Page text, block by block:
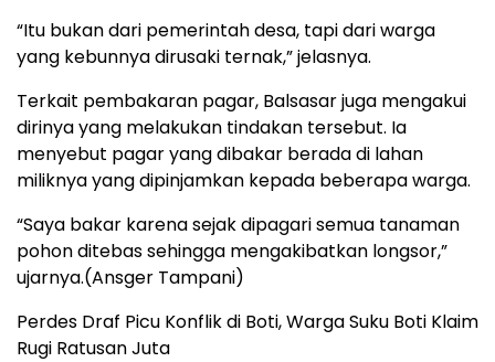
“Itu bukan dari pemerintah desa, tapi dari warga
yang kebunnya dirusaki ternak,” jelasnya.
Terkait pembakaran pagar, Balsasar juga mengakui
dirinya yang melakukan tindakan tersebut. Ia
menyebut pagar yang dibakar berada di lahan
miliknya yang dipinjamkan kepada beberapa warga.
“Saya bakar karena sejak dipagari semua tanaman
pohon ditebas sehingga mengakibatkan longsor,”
ujarnya.(Ansger Tampani)
Perdes Draf Picu Konflik di Boti, Warga Suku Boti Klaim
Rugi Ratusan Juta